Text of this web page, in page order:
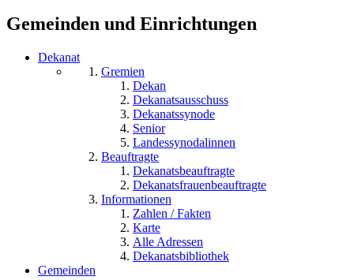
Gemeinden und Einrichtungen
Dekanat
Gremien
Dekan
Dekanatsausschuss
Dekanatssynode
Senior
Landessynodalinnen
Beauftragte
Dekanatsbeauftragte
Dekanatsfrauenbeauftragte
Informationen
Zahlen / Fakten
Karte
Alle Adressen
Dekanatsbibliothek
Gemeinden